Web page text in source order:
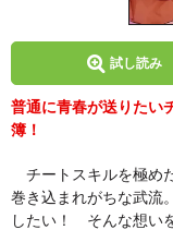
試し読み
普通に青春が送りたい
簿！
チートスキルを極め
巻き込まれがちな武流
したい！ そんな想い